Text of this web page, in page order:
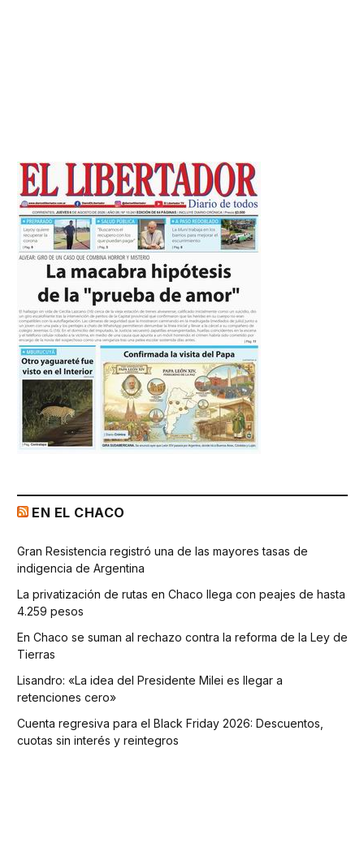
EN EL CHACO
Gran Resistencia registró una de las mayores tasas de
indigencia de Argentina
La privatización de rutas en Chaco llega con peajes de hasta
4.259 pesos
En Chaco se suman al rechazo contra la reforma de la Ley de
Tierras
Lisandro: «La idea del Presidente Milei es llegar a
retenciones cero»
Cuenta regresiva para el Black Friday 2026: Descuentos,
cuotas sin interés y reintegros